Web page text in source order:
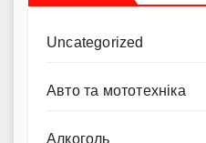
Uncategorized
Авто та мототехніка
Алкоголь